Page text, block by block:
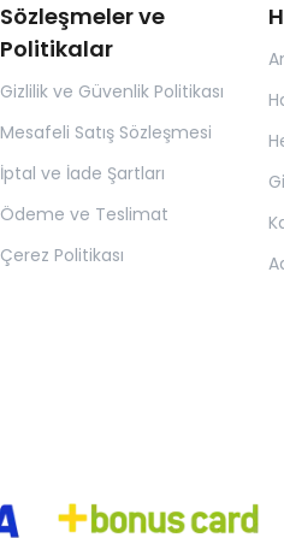
Sözleşmeler ve
Politikalar
Gizlilik ve Güvenlik Politikası
Mesafeli Satış Sözleşmesi
İptal ve İade Şartları
Ödeme ve Teslimat
Çerez Politikası